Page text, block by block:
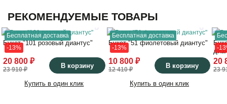
РЕКОМЕНДУЕМЫЕ ТОВАРЫ
Бесплатная доставка
-13%
Букет "101 розовый диантус"
20 800 ₽
23 910 ₽ В корзину
Купить в один клик
Бесплатная доставка
-13%
Букет "51 фиолетовый диантус"
10 800 ₽
12 410 ₽ В корзину
Купить в один клик
-
20
23